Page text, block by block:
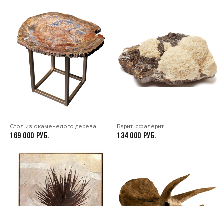
Стол из окаменелого дерева
169 000
Барит, сфалерит
134 000